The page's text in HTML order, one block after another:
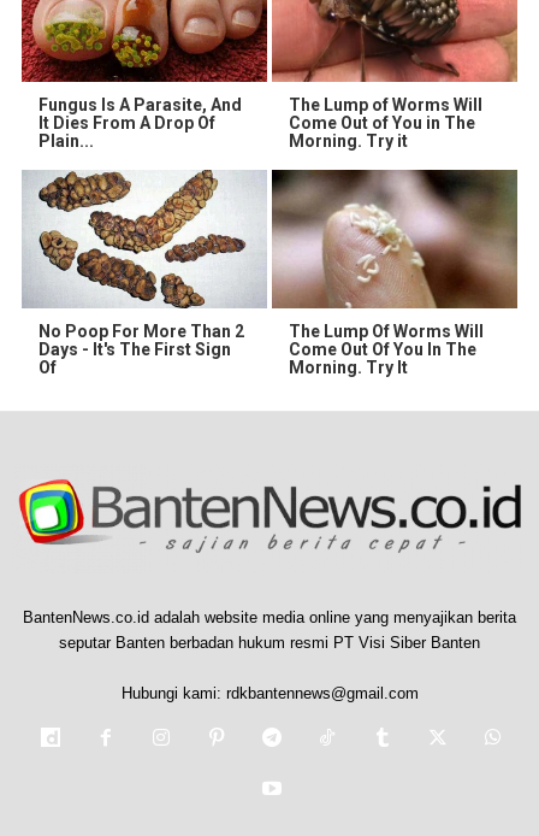
Fungus Is A Parasite, And
It Dies From A Drop Of
Plain...
The Lump of Worms Will
Come Out of You in The
Morning. Try it
No Poop For More Than 2
Days - It's The First Sign
Of
The Lump Of Worms Will
Come Out Of You In The
Morning. Try It
BantenNews.co.id adalah website media online yang menyajikan berita
seputar Banten berbadan hukum resmi PT Visi Siber Banten
Hubungi kami: rdkbantennews@gmail.com